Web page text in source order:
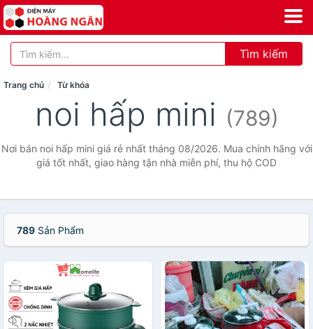
Tìm kiếm
Trang chủ Từ khóa
noi hấp mini (789)
Nơi bán noi hấp mini giá rẻ nhất tháng 08/2026. Mua chính hãng với
giá tốt nhất, giao hàng tận nhà miễn phí, thu hộ COD
789 Sản Phẩm